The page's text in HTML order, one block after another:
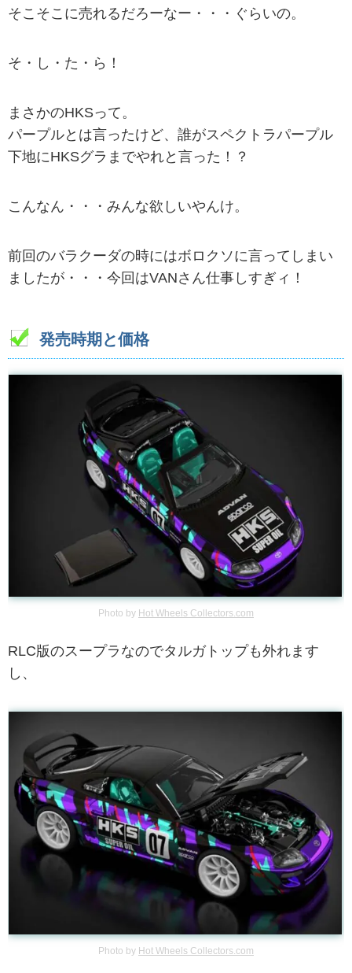
そこそこに売れるだろーなー・・・ぐらいの。
そ・し・た・ら！
まさかのHKSって。
パープルとは言ったけど、誰がスペクトラパープル
下地にHKSグラまでやれと言った！？
こんなん・・・みんな欲しいやんけ。
前回のバラクーダの時にはボロクソに言ってしまい
ましたが・・・今回はVANさん仕事しすぎィ！
発売時期と価格
Photo by Hot Wheels Collectors.com
RLC版のスープラなのでタルガトップも外れます
し、
Photo by Hot Wheels Collectors.com